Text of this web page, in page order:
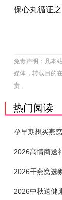
保心丸循证
免责声明：凡本
媒体，转载目的
责 。
热门阅读
2026中秋送健